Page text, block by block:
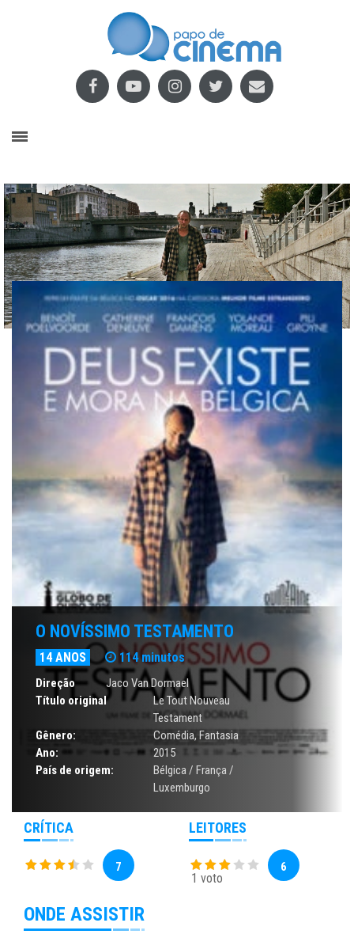
O NOVÍSSIMO TESTAMENTO
14 ANOS 114 minutos
Direção
Jaco Van Dormael
Título original
Le Tout Nouveau
Testament
Gênero:
Comédia, Fantasia
Ano:
2015
País de origem:
Bélgica / França /
Luxemburgo
CRÍTICA
7
LEITORES
1 voto
6
ONDE ASSISTIR